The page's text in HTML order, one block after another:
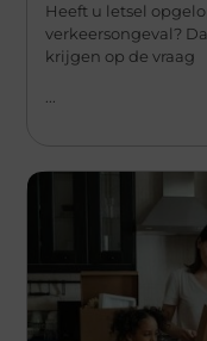
Heeft u letsel
verkeersongeval?
krijgen op de vraag